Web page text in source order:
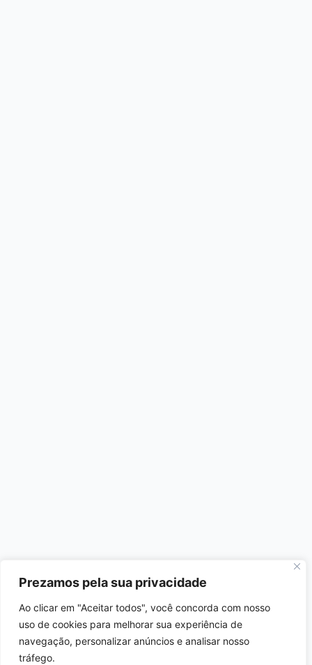
Prezamos pela sua privacidade
Ao clicar em "Aceitar todos", você concorda com nosso
uso de cookies para melhorar sua experiência de
navegação, personalizar anúncios e analisar nosso
tráfego.